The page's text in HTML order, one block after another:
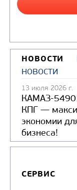
НОВОСТИ
новости
13 июля 2026 г.
КАМАЗ-
КПГ —
экономии
бизнеса!
СЕРВИС